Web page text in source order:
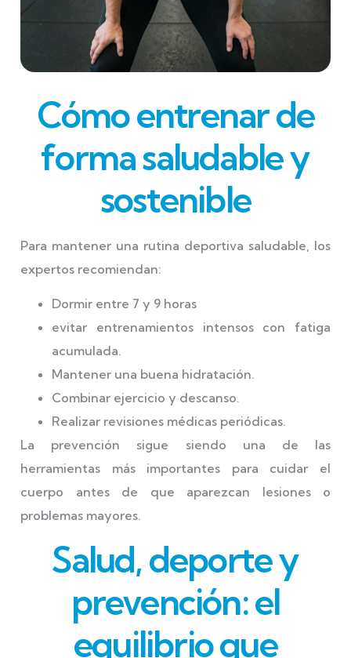
Cómo entrenar de
forma saludable y
sostenible
Para mantener una rutina deportiva saludable, los
expertos recomiendan:
Dormir entre 7 y 9 horas
evitar entrenamientos intensos con fatiga
acumulada.
Mantener una buena hidratación.
Combinar ejercicio y descanso.
Realizar revisiones médicas periódicas.
La prevención sigue siendo una de las
herramientas más importantes para cuidar el
cuerpo antes de que aparezcan lesiones o
problemas mayores.
Salud, deporte y
prevención: el
equilibrio que